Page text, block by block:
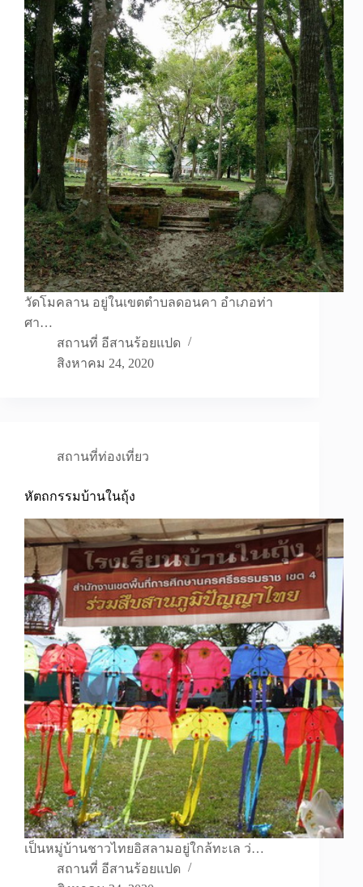
วัดโมคลาน อยู่ในเขตตำบลดอนคา อำเภอท่า
ศา…
สถานที่ อีสานร้อยแปด
สิงหาคม 24, 2020
สถานที่ท่องเที่ยว
หัตถกรรมบ้านในถุ้ง
เป็นหมู่บ้านชาวไทยอิสลามอยู่ใกล้ทะเล ว่…
สถานที่ อีสานร้อยแปด